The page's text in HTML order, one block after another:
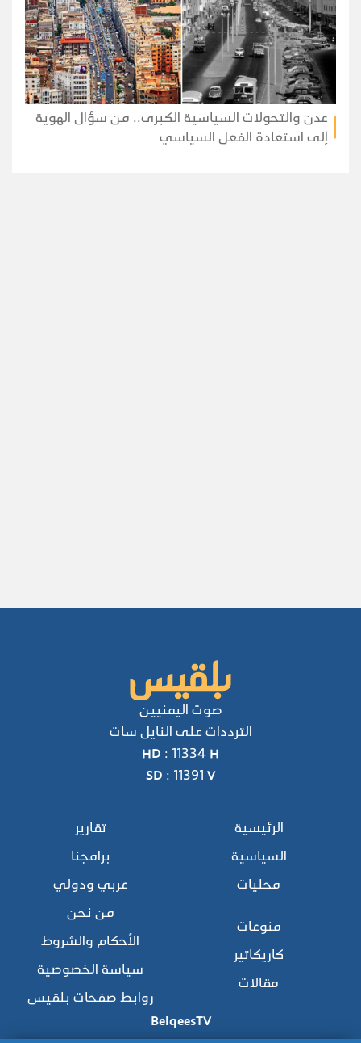
عدن والتحولات السياسية الكبرى.. من سؤال الهوية
إلى استعادة الفعل السياسي
صوت اليمنيين
الترددات على النايل سات
HD : 11334 H
SD : 11391 V
الرئيسية
السياسية
محليات
تقارير
برامجنا
عربي ودولي
منوعات
كاريكاتير
مقالات
من نحن
الأحكام والشروط
سياسة الخصوصية
روابط صفحات بلقيس
BelqeesTV